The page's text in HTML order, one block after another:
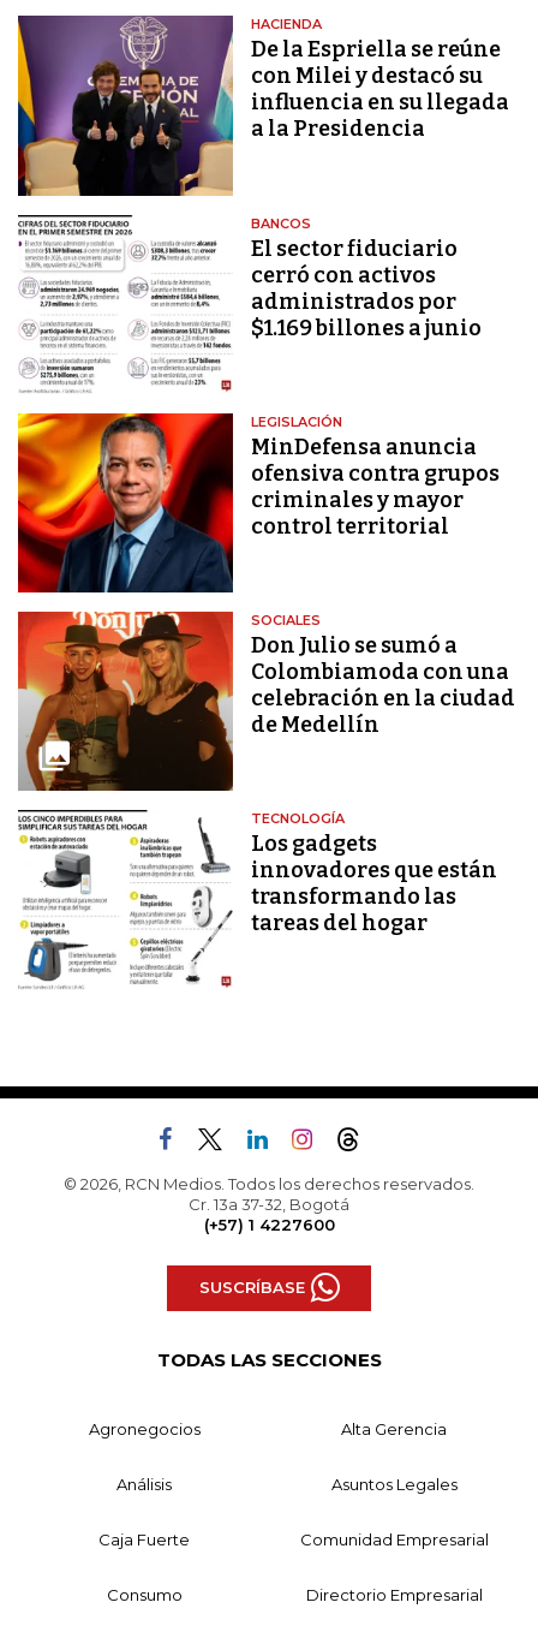
HACIENDA
De la Espriella se reúne
con Milei y destacó su
influencia en su llegada
a la Presidencia
BANCOS
El sector fiduciario
cerró con activos
administrados por
$1.169 billones a junio
LEGISLACIÓN
MinDefensa anuncia
ofensiva contra grupos
criminales y mayor
control territorial
SOCIALES
Don Julio se sumó a
Colombiamoda con una
celebración en la ciudad
de Medellín
TECNOLOGÍA
Los gadgets
innovadores que están
transformando las
tareas del hogar
© 2026, RCN Medios. Todos los derechos reservados.
Cr. 13a 37-32, Bogotá
(+57) 1 4227600
SUSCRÍBASE
TODAS LAS SECCIONES
Agronegocios Alta Gerencia
Análisis Asuntos Legales
Caja Fuerte Comunidad Empresarial
Consumo Directorio Empresarial